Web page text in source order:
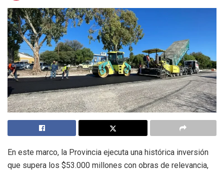
En este marco, la Provincia ejecuta una histórica inversión
que supera los $53.000 millones con obras de relevancia,